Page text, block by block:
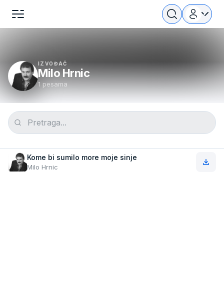
IZVOĐAČ
Milo Hrnic
1 pesama
Kome bi sumilo more moje sinje
Milo Hrnic